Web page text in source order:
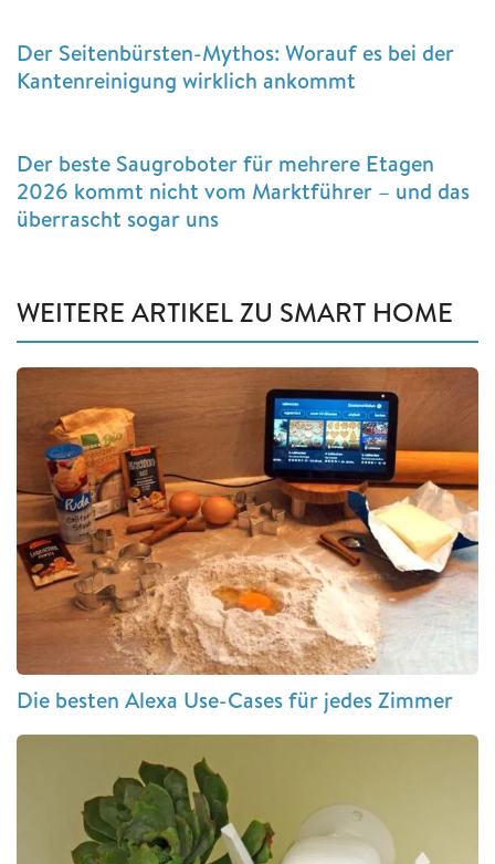
Der Seitenbürsten-Mythos: Worauf es bei der
Kantenreinigung wirklich ankommt
Der beste Saugroboter für mehrere Etagen
2026 kommt nicht vom Marktführer – und das
überrascht sogar uns
WEITERE ARTIKEL ZU SMART HOME
Die besten Alexa Use-Cases für jedes Zimmer